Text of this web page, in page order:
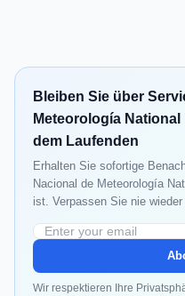
Bleiben Sie über
Meteorología
dem Laufenden
Erhalten Sie sofortige
Nacional de Meteorología
ist. Verpassen Sie nie
Wir respektieren Ihre